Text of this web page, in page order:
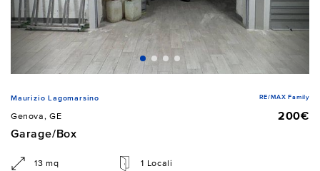
Maurizio Lagomarsino RE/MAX Family
Genova, GE
200€
Garage/Box
13 mq 1 Locali